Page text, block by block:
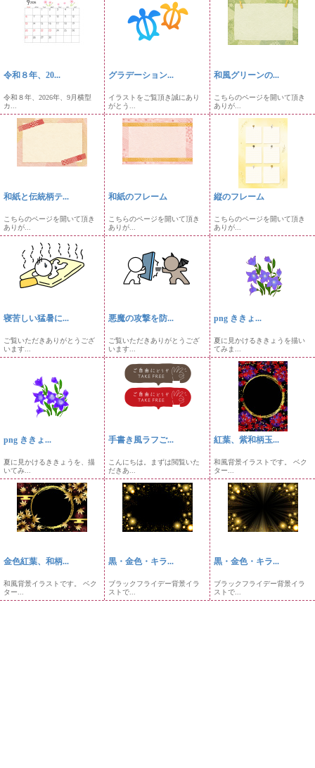
令和８年、20...
令和８年、2026年、9月横型
カ...
グラデーション...
イラストをご覧頂き誠にあり
がとう...
和風グリーンの...
こちらのページを開いて頂き
ありが...
和紙と伝統柄テ...
こちらのページを開いて頂き
ありが...
和紙のフレーム
こちらのページを開いて頂き
ありが...
縦のフレーム
こちらのページを開いて頂き
ありが...
寝苦しい猛暑に...
ご覧いただきありがとうござ
います...
悪魔の攻撃を防...
ご覧いただきありがとうござ
います...
png ききょ...
夏に見かけるききょうを描い
てみま...
png ききょ...
夏に見かけるききょうを、描
いてみ...
手書き風ラフご...
こんにちは。まずは閲覧いた
だきあ...
紅葉、紫和柄玉...
和風背景イラストです。 ベク
ター...
金色紅葉、和柄...
和風背景イラストです。 ベク
ター...
黒・金色・キラ...
ブラックフライデー背景イラ
ストで...
黒・金色・キラ...
ブラックフライデー背景イラ
ストで...